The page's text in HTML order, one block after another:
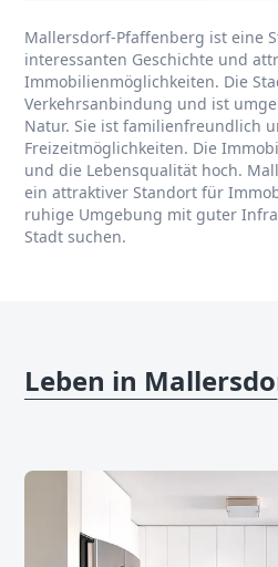
Mallersdorf-Pfaffenberg ist eine
interessanten Geschichte und
Immobilienmöglichkeiten. Die
Verkehrsanbindung und ist
Natur. Sie ist familienfreundlich
Freizeitmöglichkeiten. Die
und die Lebensqualität hoch.
ein attraktiver Standort für
ruhige Umgebung mit guter
Stadt suchen.
Leben in